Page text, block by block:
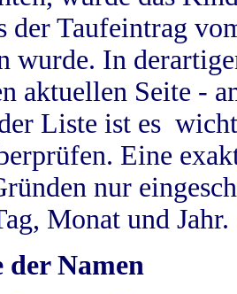
der Taufeintrag
wurde. In
aktuellen Seite -
Liste ist es
Eine
nur
Monat und Jahr.
der Namen